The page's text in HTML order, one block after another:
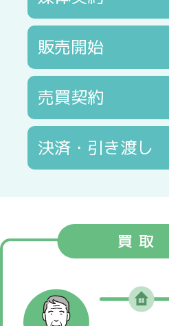
販売開始
売買契約
決済・引き渡し
買取